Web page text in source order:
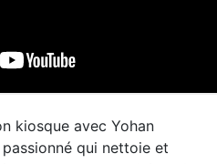
kiosque avec Yohan
passionné qui nettoie et